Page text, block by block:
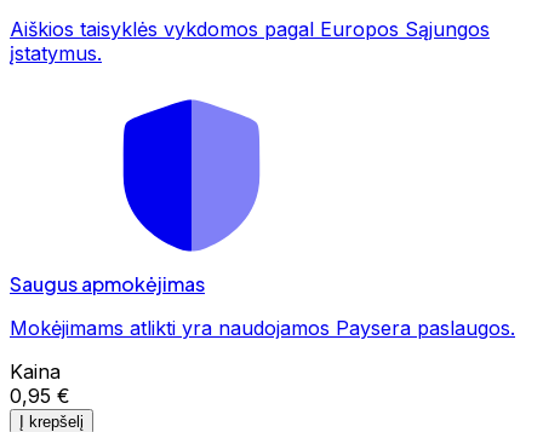
Aiškios taisyklės vykdomos pagal Europos Sąjungos
įstatymus.
Saugus apmokėjimas
Mokėjimams atlikti yra naudojamos Paysera paslaugos.
Kaina
0,95 €
Į krepšelį